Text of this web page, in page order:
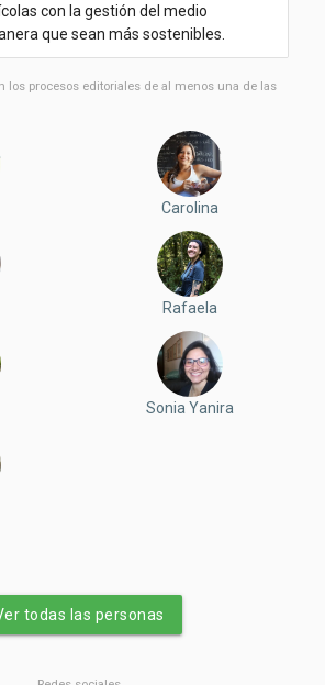
con la gestión del medio
que sean más sostenibles.
los procesos editoriales de al menos una de las
Carolina
Rafaela
Sonia Yanira
todas las personas